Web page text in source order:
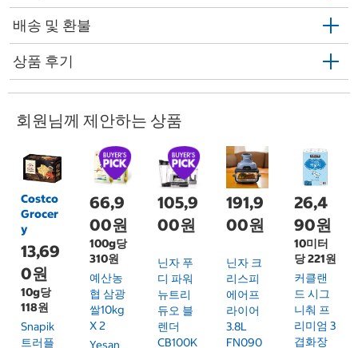
배송 및 환불
상품 후기
회원님께 제안하는 상품
Costco
Grocer
y
13,69
0원
10g당
118원
Snapik
트러플
66,9
00원
100g당
310원
예산농
협 삼광
쌀10kg
X 2
Yesan
105,9
00원
닌자 푸
디 파워
뉴트리
듀오 블
렌더
CB100K
191,9
00원
닌자 크
리스피
에어프
라이어
3.8L
FN090
26,4
90원
10미터
당 221원
커클랜
드 시그
니춰 프
리미엄 3
겹화장